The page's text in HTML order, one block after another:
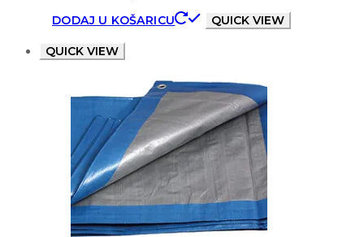
DODAJ U KOŠARICU
QUICK VIEW
QUICK VIEW